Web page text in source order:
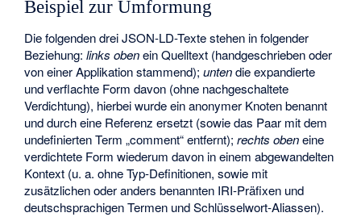
Beispiel zur Umformung
Die folgenden drei JSON-LD-Texte stehen in folgender
Beziehung:links obenein Quelltext (handgeschrieben oder
von einer Applikation stammend);untendie expandierte
und verflachte Form davon (ohne nachgeschaltete
Verdichtung), hierbei wurde ein anonymer Knoten benannt
und durch eine Referenz ersetzt (sowie das Paar mit dem
undefinierten Term „comment“ entfernt);rechts obeneine
verdichtete Form wiederum davon in einem abgewandelten
Kontext (u. a. ohne Typ-Definitionen, sowie mit
zusätzlichen oder anders benannten IRI-Präfixen und
deutschsprachigen Termen und Schlüsselwort-Aliassen).